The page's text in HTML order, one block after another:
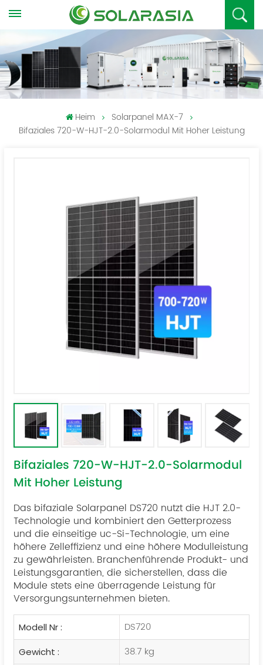
Heim
Solarpanel MAX-7
Bifaziales 720-W-HJT-2.0-Solarmodul Mit Hoher Leistung
Bifaziales 720-W-HJT-2.0-Solarmodul
Mit Hoher Leistung
Das bifaziale Solarpanel DS720 nutzt die HJT 2.0-
Technologie und kombiniert den Getterprozess
und die einseitige uc-Si-Technologie, um eine
höhere Zelleffizienz und eine höhere Modulleistung
zu gewährleisten. Branchenführende Produkt- und
Leistungsgarantien, die sicherstellen, dass die
Module stets eine überragende Leistung für
Versorgungsunternehmen bieten.
Modell Nr : DS720
Gewicht : 38.7 kg